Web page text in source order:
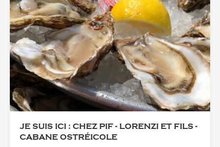
JE SUIS ICI : CHEZ PIF - LORENZI ET FILS -
CABANE OSTRÉICOLE